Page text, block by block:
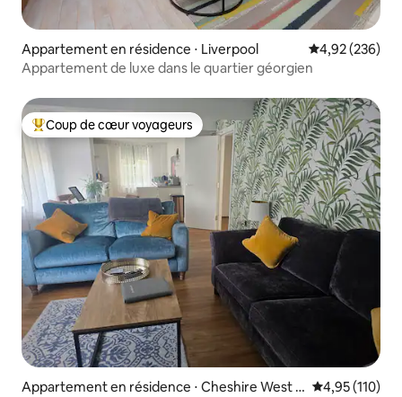
Appartement en résidence ⋅ Liverpool Évaluation
4,92 (236)
Appartement de luxe dans le quartier géorgien
Coups de cœur voyageurs les plus appréciés
Coup de cœur voyageurs
Appartement en résidence ⋅ Cheshire West a
Évaluation
4,95 (110)